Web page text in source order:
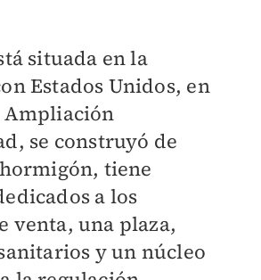
situada en la
Estados Unidos, en
se construyó de
tiene
a los
venta, una plaza,
y un núcleo